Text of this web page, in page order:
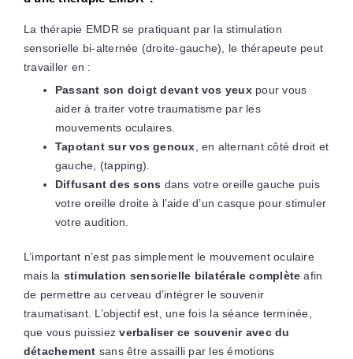
La thérapie EMDR se pratiquant par la stimulation
sensorielle bi-alternée (droite-gauche), le thérapeute peut
travailler en :
Passant son doigt devant vos yeuxpour vous
aider à traiter votre traumatisme par les
mouvements oculaires.
Tapotant sur vos genoux, en alternant côté droit et
gauche, (tapping).
Diffusant des sons dans votre oreille gauche puis
votre oreille droite à l’aide d’un casque pour stimuler
votre audition.
L’important n’est pas simplement le mouvement oculaire
mais la stimulation sensorielle bilatérale complète afin
de permettre au cerveau d’intégrer le souvenir
traumatisant. L’objectif est, une fois la séance terminée,
que vous puissiezverbaliser ce souvenir avec du
détachement sans être assailli par les émotions